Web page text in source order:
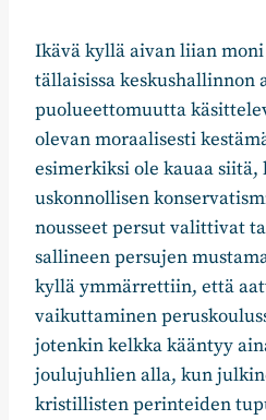
Ikävä kyllä aivan liian
tällaisissa keskushallinnon
puolueettomuutta
olevan moraalisesti
esimerkiksi ole kauaa
uskonnollisen
nousseet persut valittivat
sallineen persujen
kyllä ymmärrettiin, että
vaikuttaminen
jotenkin kelkka kääntyy
joulujuhlien alla, kun
kristillisten perinteiden